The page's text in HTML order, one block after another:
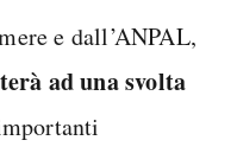
e dall’ANPAL,
ad una svolta